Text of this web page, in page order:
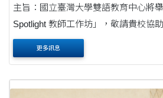
主旨：國立臺灣大學雙語教育中心將
Spotlight 教師工作坊」，敬請貴校協
長報名參加，請查照。公文 說明： 一
授課專業講師分享與討論，增加教師
更多訊息